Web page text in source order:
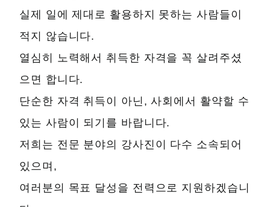
실제 일에 제대로 활용하지 못하는 사람들이
적지 않습니다.
열심히 노력해서 취득한 자격을 꼭 살려주셨
으면 합니다.
단순한 자격 취득이 아닌, 사회에서 활약할 수
있는 사람이 되기를 바랍니다.
저희는 전문 분야의 강사진이 다수 소속되어
있으며,
여러분의 목표 달성을 전력으로 지원하겠습니